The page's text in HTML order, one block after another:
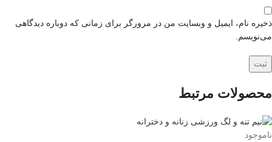
ذخیره نام، ایمیل و وبسایت من در مرورگر برای زمانی که دوباره دیدگاهی
می‌نویسم.
محصولات مرتبط
ناموجود